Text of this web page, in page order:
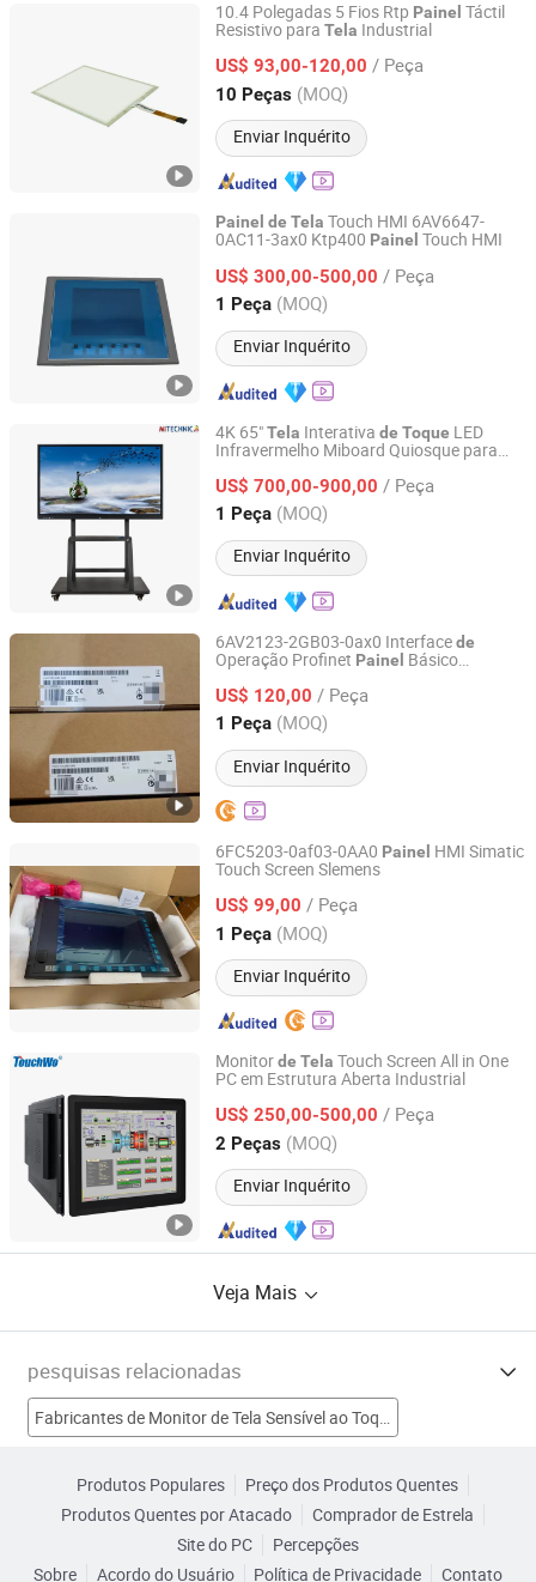
10.4 Polegadas 5 Fios Rtp Painel Táctil
Resistivo para Tela Industrial
US$ 93,00-120,00 / Peça
10 Peças (MOQ)
Enviar Inquérito
Guangdong, China Desde 2017
Painel de Tela Touch HMI 6AV6647-
0AC11-3ax0 Ktp400 Painel Touch HMI
US$ 300,00-500,00 / Peça
1 Peça (MOQ)
Enviar Inquérito
Sichuan Hesheng Xing Trading Co., Ltd.
Sichuan, China Desde 2023
4K 65"Tela Interativa de Toque LED
Infravermelho Miboard Quiosque para
DisplayPainelLCD Tudo em Um
US$ 700,00-900,00 / Peça
1 Peça (MOQ)
Enviar Inquérito
Mitechnic Co., Ltd
Hongkong, Hongkong_China
6AV2123-2GB03-0ax0 Interfacede
Operação Profinet Painel Básico
Toque 6AV6647-0ab11-3ax0
US$ 120,00 / Peça
1 Peça (MOQ)
Enviar Inquérito
Taizhou Yinshui Automation Technology Co., Ltd.
Zhejiang, China Desde 2026
6FC5203-0af03-0AA0 Painel HMI Simatic
Touch Screen Slemens
US$ 99,00 / Peça
1 Peça (MOQ)
Enviar Inquérito
Dongguan Kanglesi Automation Technology Co., Ltd
Guangdong, China Desde 2026
Monitorde Tela Touch Screen All in One
PC em Estrutura Aberta Industrial
US$ 250,00-500,00 / Peça
2 Peças (MOQ)
Enviar Inquérito
Guangzhou Touchwo Electronics Co., Ltd.
Guangdong, China Desde 2020
Veja Mais
pesquisas relacionadas
Fabricantes de Luz de Toque LED
Produtos Populares
Preço dos Produtos Quentes
Produtos Quentes por Atacado
Comprador de Estrela
Site do PC
Percepções
Sobre
Acordo do Usuário Política de Privacidade Contato